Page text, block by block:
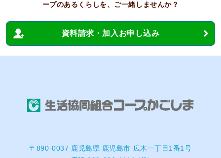
ープのあるくらしを、ご一緒しませんか？
資料請求・加入お申し込み
〒890-0037 鹿児島県 鹿児島市 広木一丁目1番1号